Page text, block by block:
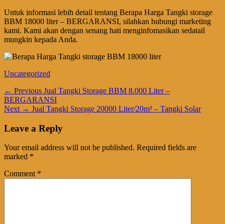
Untuk informasi lebih detail tentang Berapa Harga Tangki storage
BBM 18000 liter – BERGARANSI, silahkan hubungi marketing
kami. Kami akan dengan senang hati menginfomasikan sedatail
mungkin kepada Anda.
Categories
Uncategorized
Post
navigation
← Previous Previous
post:
Jual Tangki Storage BBM 8.000 Liter –
BERGARANSI
Next → Next
Jual Tangki Storage 20000 Liter/20m³ – Tangki Solar
Leave a Reply
Your email address will not be published. Required fields are
marked *
Comment *